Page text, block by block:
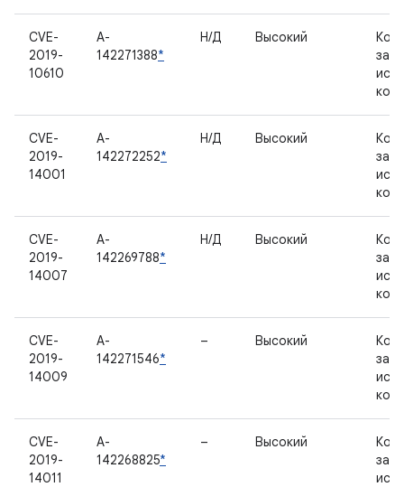
CVE-
2019-
10610
A-
142271388*
Н/Д Высокий
CVE-
2019-
14001
A-
142272252*
Н/Д Высокий
CVE-
2019-
14007
A-
142269788*
Н/Д Высокий
CVE-
2019-
14009
A-
142271546*
– Высокий
CVE-
2019-
14011
A-
142268825*
– Высокий